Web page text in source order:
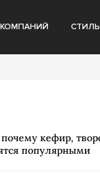
СТИЛЬ
кефир,
популярными